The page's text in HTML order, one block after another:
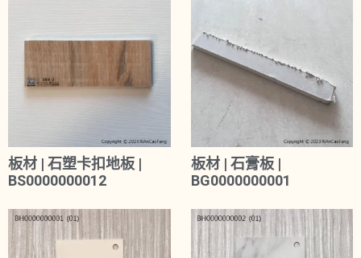
板材 | 石塑卡扣地板 |
BS0000000012
板材 | 石膏板 |
BG0000000001